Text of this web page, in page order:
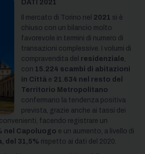
DATI 2021
Il mercato di Torino nel 2021 si è
chiuso con un bilancio molto
favorevole in termini di numero di
transazioni complessive. I volumi di
compravendita del residenziale,
con 15.224 scambi di abitazioni
in Città e 21.634 nel resto del
Territorio Metropolitano
confermano la tendenza positiva
prevista, grazie anche ai tassi dei
facendo registrare un
nel Capoluogo e un aumento, a livello di
del 31,5% rispetto ai dati del 2020.